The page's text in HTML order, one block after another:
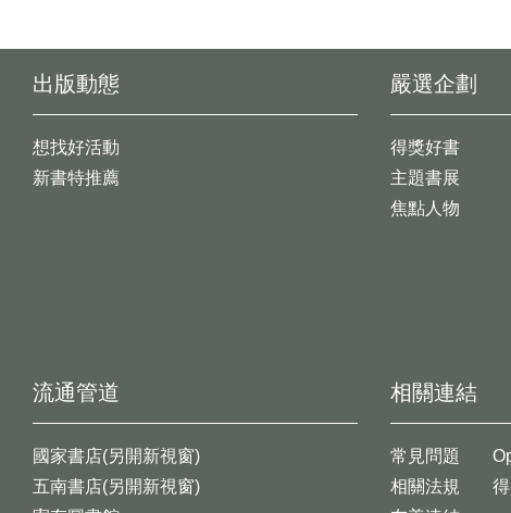
出版動態
想找好活動
新書特推薦
嚴選企劃
得獎好書
主題書展
焦點人物
流通管道
國家書店(另開新視窗)
五南書店(另開新視窗)
相關連結
常見問題
相關法規